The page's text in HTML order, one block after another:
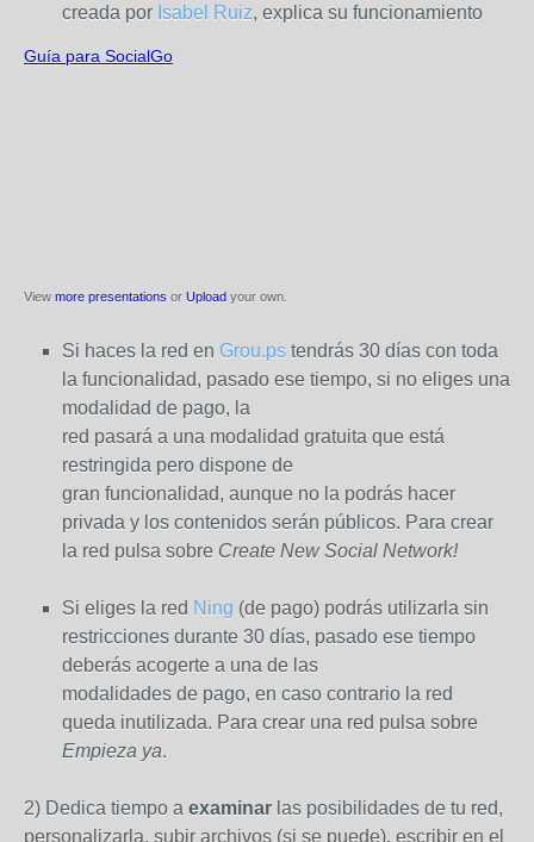
creada por Isabel Ruiz, explica su funcionamiento
Guía para SocialGo
View more presentations or Upload your own.
Si haces la red en Grou.ps tendrás 30 días con toda
la funcionalidad, pasado ese tiempo, si no eliges una
modalidad de pago, la
red pasará a una modalidad gratuita que está
restringida pero dispone de
gran funcionalidad, aunque no la podrás hacer
privada y los contenidos serán públicos. Para crear
la red pulsa sobre Create New Social Network!
Si eliges la red Ning (de pago) podrás utilizarla sin
restricciones durante 30 días, pasado ese tiempo
deberás acogerte a una de las
modalidades de pago, en caso contrario la red
queda inutilizada. Para crear una red pulsa sobre
Empieza ya.
2) Dedica tiempo a examinar las posibilidades de tu red,
personalizarla, subir archivos (si se puede), escribir en el